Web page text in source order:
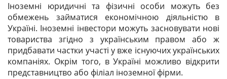
Іноземні юридичні та фізичні особи можуть без
обмежень займатися економічною діяльністю в
Україні. Іноземні інвестори можуть засновувати нові
товариства згідно з українським правом або ж
придбавати частки участі у вже існуючих українських
компаніях. Окрім того, в Україні можливо відкрити
представництво або філіал іноземної фірми.